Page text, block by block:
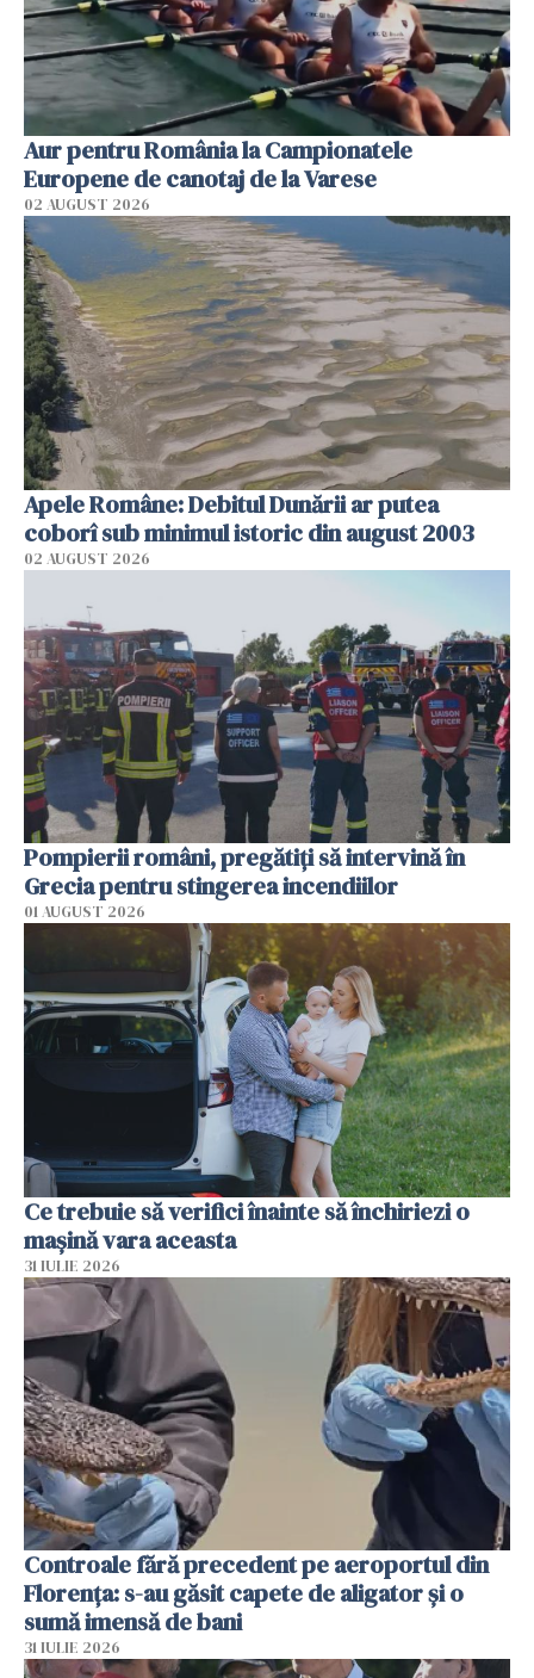
Aur pentru România la Campionatele
Europene de canotaj de la Varese
02 AUGUST 2026
Apele Române: Debitul Dunării ar putea
coborî sub minimul istoric din august 2003
02 AUGUST 2026
Pompierii români, pregătiţi să intervină în
Grecia pentru stingerea incendiilor
01 AUGUST 2026
Ce trebuie să verifici înainte să închiriezi o
mașină vara aceasta
31 IULIE 2026
Controale fără precedent pe aeroportul din
Florența: s-au găsit capete de aligator și o
sumă imensă de bani
31 IULIE 2026